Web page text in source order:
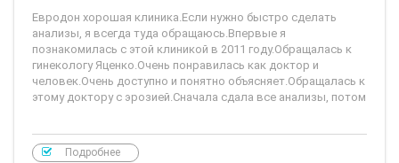
Евродон хорошая клиника.Если нужно быстро сделать
анализы, я всегда туда обращаюсь.Впервые я
познакомилась с этой клиникой в 2011 году.Обращалась к
гинекологу Яценко.Очень понравилась как доктор и
человек.Очень доступно и понятно объясняет.Обращалась к
этому доктору с эрозией.Сначала сдала все анализы, потом
Подробнее